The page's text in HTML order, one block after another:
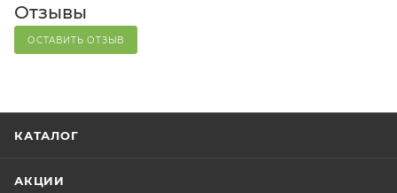
Отзывы
ОСТАВИТЬ ОТЗЫВ
КАТАЛОГ
АКЦИИ